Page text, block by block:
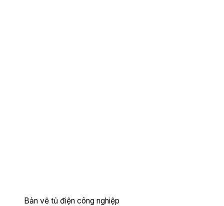
Bản vẽ tủ điện công nghiệp